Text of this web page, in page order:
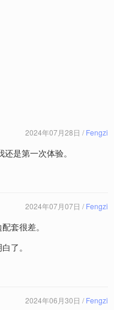
2024年07月28日 / Fengzi
是第一次体验。
2024年07月07日 / Fengzi
套很差。
了。
2024年06月30日 / Fengzi